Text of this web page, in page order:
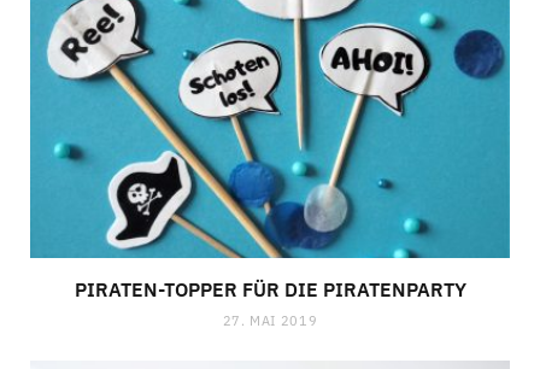
PIRATEN-TOPPER FÜR DIE PIRATENPARTY
27. MAI 2019